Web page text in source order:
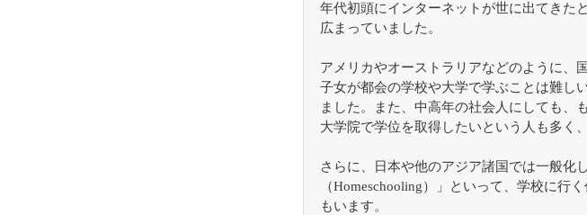
年代初頭にインターネットが世に出てきた
広まっていました。
アメリカやオーストラリアなどのように、
子女が都会の学校や大学で学ぶことは難し
ました。また、中高年の社会人にしても、
大学院で学位を取得したいという人も多く
さらに、日本や他のアジア諸国では一般化
（Homeschooling）」といって、学校に行
もいます。